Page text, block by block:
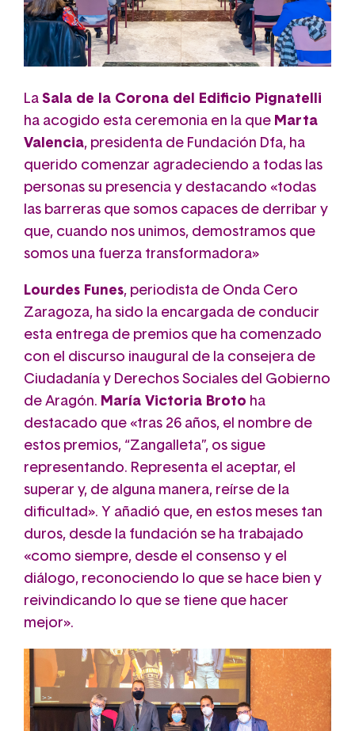
La Sala de la Corona del Edificio Pignatelli
ha acogido esta ceremonia en la que Marta
Valencia, presidenta de Fundación Dfa, ha
querido comenzar agradeciendo a todas las
personas su presencia y destacando «todas
las barreras que somos capaces de derribar y
que, cuando nos unimos, demostramos que
somos una fuerza transformadora»
Lourdes Funes, periodista de Onda Cero
Zaragoza, ha sido la encargada de conducir
esta entrega de premios que ha comenzado
con el discurso inaugural de la consejera de
Ciudadanía y Derechos Sociales del Gobierno
de Aragón. María Victoria Broto ha
destacado que «tras 26 años, el nombre de
estos premios, “Zangalleta”, os sigue
representando. Representa el aceptar, el
superar y, de alguna manera, reírse de la
dificultad». Y añadió que, en estos meses tan
duros, desde la fundación se ha trabajado
«como siempre, desde el consenso y el
diálogo, reconociendo lo que se hace bien y
reivindicando lo que se tiene que hacer
mejor».